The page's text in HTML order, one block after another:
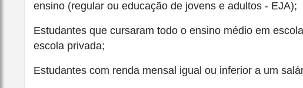
ensino (regular ou educação de jovens e adultos - EJA);
Estudantes que cursaram todo o ensino médio em
escola privada;
Estudantes com renda mensal igual ou inferior a um